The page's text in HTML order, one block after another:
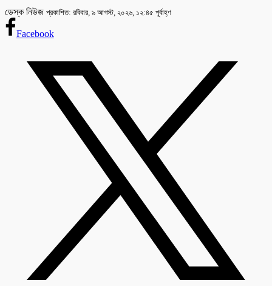
ডেস্ক নিউজ প্রকাশিত: রবিবার, ৯ আগস্ট, ২০২৬, ১২:৪৫ পূর্বাহ্ণ
Facebook